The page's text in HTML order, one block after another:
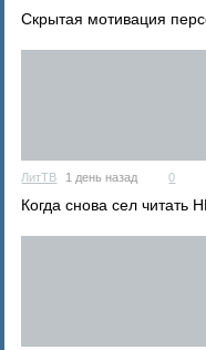
Скрытая мотивация
ЛитТВ 1 день назад 0
Когда снова сел